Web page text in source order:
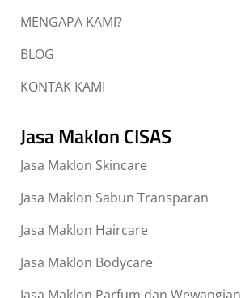
MENGAPA KAMI?
BLOG
KONTAK KAMI
Jasa Maklon CISAS
Jasa Maklon Skincare
Jasa Maklon Sabun Transparan
Jasa Maklon Haircare
Jasa Maklon Bodycare